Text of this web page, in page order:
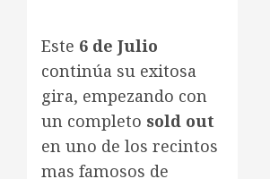
Este 6 de Julio
continúa su exitosa
gira, empezando con
un completo sold out
en uno de los recintos
mas famosos de